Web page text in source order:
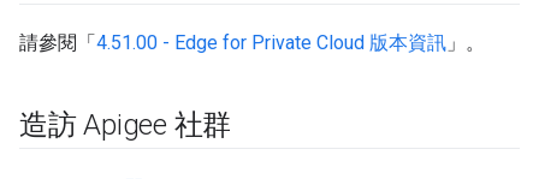
請參閱「4.51.00 - Edge for Private Cloud 版本資訊 」。
造訪 Apigee 社群